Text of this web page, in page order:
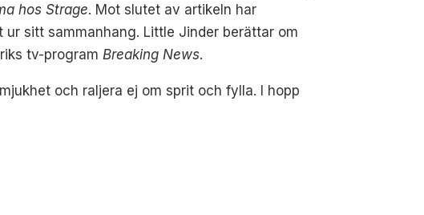
hos Strage. Mot slutet av artikeln har
sitt sammanhang. Little Jinder berättar om
tv-program Breaking News.
och raljera ej om sprit och fylla. I hopp